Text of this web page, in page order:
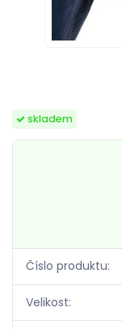
skladem
Číslo produktu:
Velikost: